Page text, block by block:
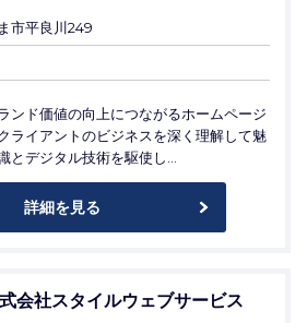
市平良川249
ンド価値の向上につながるホームページ
ライアントのビジネスを深く理解して魅
とデジタル技術を駆使し...
詳細を見る
会社スタイルウェブサービス